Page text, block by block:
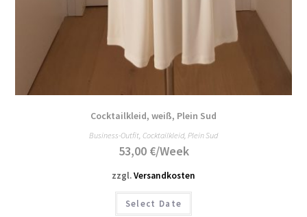
Cocktailkleid, weiß, Plein Sud
Business-Outfit Cocktailkleid, Plein Sud
53,00 €/Week
zzgl.Versandkosten
Select Date